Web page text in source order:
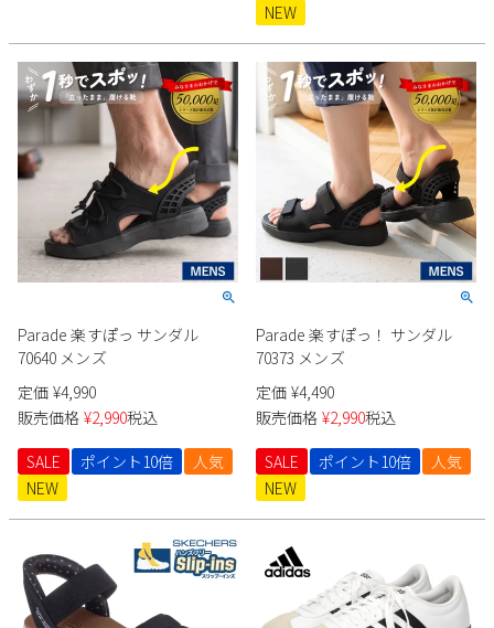
2026 年8月
日 月 火 木 金
土
1
2
4 7
8
10 11 14
15
16
17 18 20 21
22
23
24 25 27 28
29
30
31
2026 年9月
日 木
3
6
7 10 11
13
14 15 17 18
19
20
21 22 24 25
26
NEW
Parade 楽すぽっ サンダル
70640 メンズ
定価 ¥4,990
販売価格 ¥2,990税込
SALE
ポイント10倍
人気
NEW
Parade 楽すぽっ！ サンダル
70373 メンズ
定価 ¥4,490
販売価格 ¥2,990税込
SALE
ポイント10倍
人気
NEW